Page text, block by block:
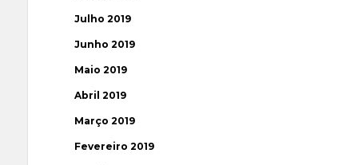
Julho 2019
Junho 2019
Maio 2019
Abril 2019
Março 2019
Fevereiro 2019